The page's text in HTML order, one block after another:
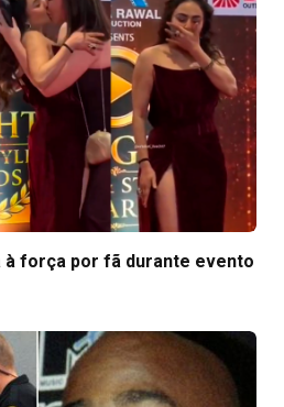
à força por fã durante evento